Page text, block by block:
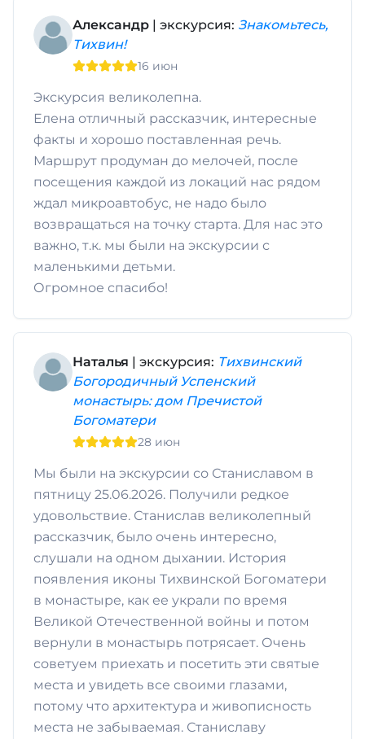
Александр | экскурсия: Знакомьтесь,
Тихвин!
16 июн
Экскурсия великолепна.
Елена отличный рассказчик, интересные
факты и хорошо поставленная речь.
Маршрут продуман до мелочей, после
посещения каждой из локаций нас рядом
ждал микроавтобус, не надо было
возвращаться на точку старта. Для нас это
важно, т.к. мы были на экскурсии с
маленькими детьми.
Огромное спасибо!
Наталья | экскурсия: Тихвинский
Богородичный Успенский
монастырь: дом Пречистой
Богоматери
28 июн
Мы были на экскурсии со Станиславом в
пятницу 25.06.2026. Получили редкое
удовольствие. Станислав великолепный
рассказчик, было очень интересно,
слушали на одном дыхании. История
появления иконы Тихвинской Богоматери
в монастыре, как ее украли по время
Великой Отечественной войны и потом
вернули в монастырь потрясает. Очень
советуем приехать и посетить эти святые
места и увидеть все своими глазами,
потому что архитектура и живописность
места не забываемая. Станиславу